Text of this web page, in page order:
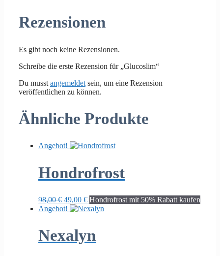
Rezensionen
Es gibt noch keine Rezensionen.
Schreibe die erste Rezension für „Glucoslim“
Du musst angemeldet sein, um eine Rezension
veröffentlichen zu können.
Ähnliche Produkte
Angebot!
Hondrofrost
98,00€ Ursprünglicher
Preis
49,00 €Aktueller
Preis
Hondrofrost mit 50% Rabatt kaufen
Angebot!
Nexalyn